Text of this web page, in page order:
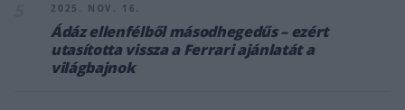
2025. NOV. 16.
Ádáz ellenfélből másodhegedűs – ezért
utasította vissza a Ferrari ajánlatát a
világbajnok